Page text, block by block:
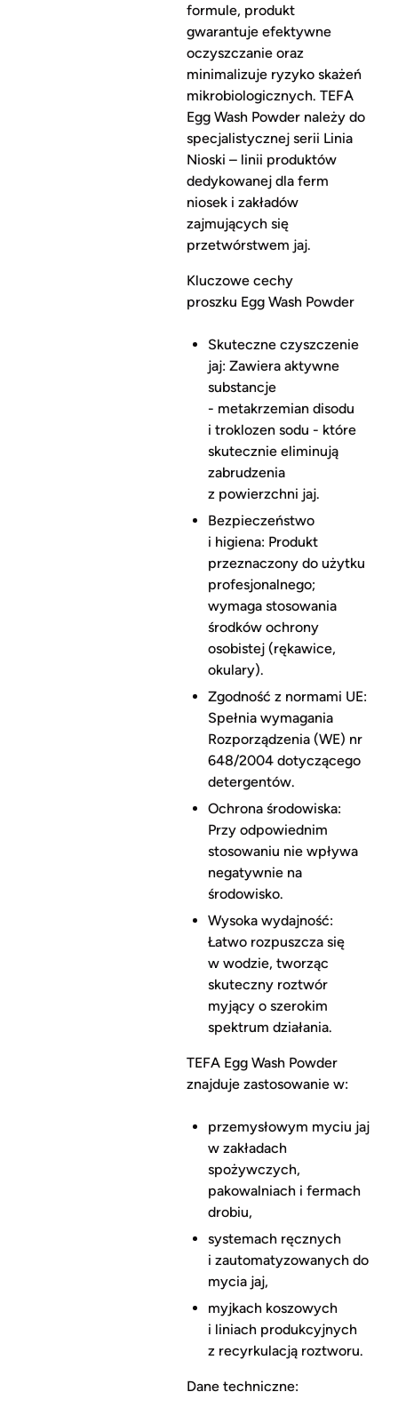
formule, produkt
gwarantuje efektywne
oczyszczanie oraz
minimalizuje ryzyko skażeń
mikrobiologicznych. TEFA
Egg Wash Powder należy do
specjalistycznej serii Linia
Nioski – linii produktów
dedykowanej dla ferm
niosek i zakładów
zajmujących się
przetwórstwem jaj.
Kluczowe cechy
proszku Egg Wash Powder
Skuteczne czyszczenie
jaj: Zawiera aktywne
substancje
- metakrzemian disodu
i troklozen sodu - które
skutecznie eliminują
zabrudzenia
z powierzchni jaj.
Bezpieczeństwo
i higiena: Produkt
przeznaczony do użytku
profesjonalnego;
wymaga stosowania
środków ochrony
osobistej (rękawice,
okulary).
Zgodność z normami UE:
Spełnia wymagania
Rozporządzenia (WE) nr
648/2004 dotyczącego
detergentów.
Ochrona środowiska:
Przy odpowiednim
stosowaniu nie wpływa
negatywnie na
środowisko.
Wysoka wydajność:
Łatwo rozpuszcza się
w wodzie, tworząc
skuteczny roztwór
myjący o szerokim
spektrum działania.
TEFA Egg Wash Powder
znajduje zastosowanie w:
przemysłowym myciu jaj
w zakładach
spożywczych,
pakowalniach i fermach
drobiu,
systemach ręcznych
i zautomatyzowanych do
mycia jaj,
myjkach koszowych
i liniach produkcyjnych
z recyrkulacją roztworu.
Dane techniczne: